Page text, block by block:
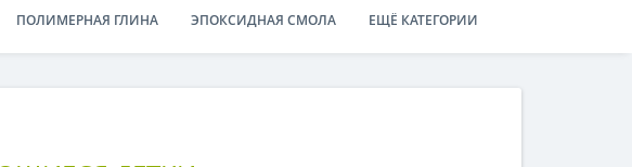
ПОЛИМЕРНАЯ ГЛИНА ЭПОКСИДНАЯ СМОЛА ЕЩЁ КАТЕГОРИИ